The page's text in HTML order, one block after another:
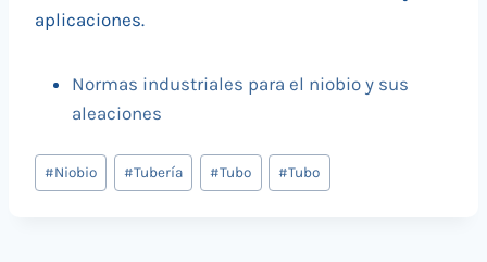
aplicaciones.
Normas industriales para el niobio y sus
aleaciones
Tags
de
#Niobio #Tubería #Tubo #Tubo